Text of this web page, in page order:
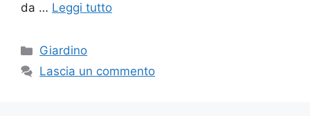
da … Leggi tutto
Categorie
Giardino
Lascia un commento